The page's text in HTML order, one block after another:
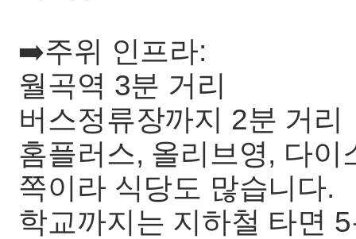
➡️주위 인프라:
월곡역 3분 거리
버스정류장까지 2분 거리
홈플러스, 올리브영, 다
쪽이라 식당도 많습니다.
학교까지는 지하철 타면